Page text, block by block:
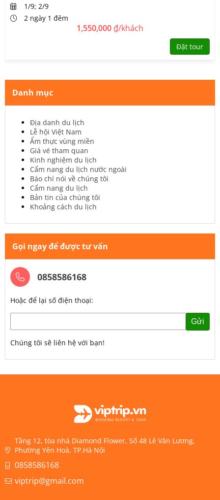
1/9; 2/9
2 ngày 1 đêm
1,550,000 ₫/khách
Đặt tour
Danh mục
Địa danh du lịch
Lễ hội Việt Nam
Ẩm thực vùng miền
Giá vé tham quan
Kinh nghiệm du lịch
Cẩm nang du lịch nước ngoài
Báo chí nói về chúng tôi
Cẩm nang du lịch
Bản tin của chúng tôi
Khoảng cách du lịch
Gọi ngay để được tư vấn
0858586168
Hoặc để lại số điện thoại:
Gửi
Chúng tôi sẽ liên hệ với bạn!
Tầng 12, tòa nhà Diamond Flower, Số 48 Lê Văn Lương,
Phường Yên Hoà, TP.Hà Nội
0858586168
viptrip@gmail.com